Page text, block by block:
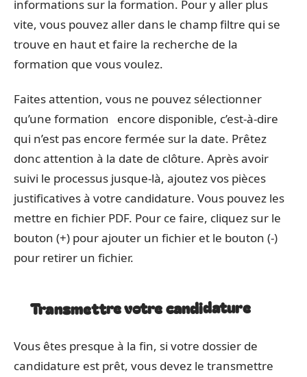
informations sur la formation. Pour y aller plus
vite, vous pouvez aller dans le champ filtre qui se
trouve en haut et faire la recherche de la
formation que vous voulez.
Faites attention, vous ne pouvez sélectionner
qu’une formation encore disponible, c’est-à-dire
qui n’est pas encore fermée sur la date. Prêtez
donc attention à la date de clôture. Après avoir
suivi le processus jusque-là, ajoutez vos pièces
justificatives à votre candidature. Vous pouvez les
mettre en fichier PDF. Pour ce faire, cliquez sur le
bouton (+) pour ajouter un fichier et le bouton (-)
pour retirer un fichier.
Transmettre votre candidature
Vous êtes presque à la fin, si votre dossier de
candidature est prêt, vous devez le transmettre